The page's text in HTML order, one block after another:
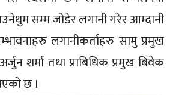
सम्म जोडेर लगानी गरेर आम्दानी
लगानीकर्ताहरु सामु प्रमुख
शर्मा तथा प्राबिधिक प्रमुख बिवेक
छ ।